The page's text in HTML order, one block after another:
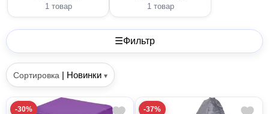
1 товар 1 товар
☰Фильтр
Сортировка | Новинки ▾
-30% -37%